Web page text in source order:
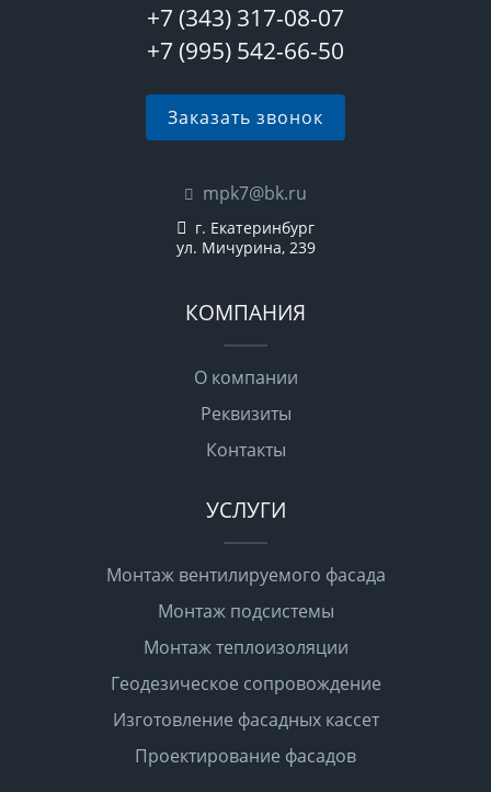
+7 (343) 317-08-07
+7 (995) 542-66-50
Заказать звонок
mpk7@bk.ru
г. Екатеринбург
ул. Мичурина, 239
КОМПАНИЯ
О компании
Реквизиты
Контакты
УСЛУГИ
Монтаж вентилируемого фасада
Монтаж подсистемы
Монтаж теплоизоляции
Геодезическое сопровождение
Изготовление фасадных кассет
Проектирование фасадов